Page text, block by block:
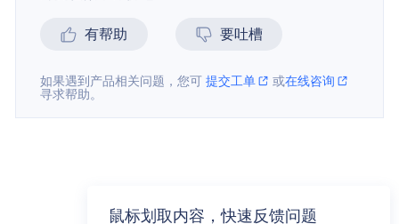
有帮助 要吐槽
如果遇到产品相关问题，您可提交工单 或在线咨询
寻求帮助。
鼠标划取内容，快速反馈问题